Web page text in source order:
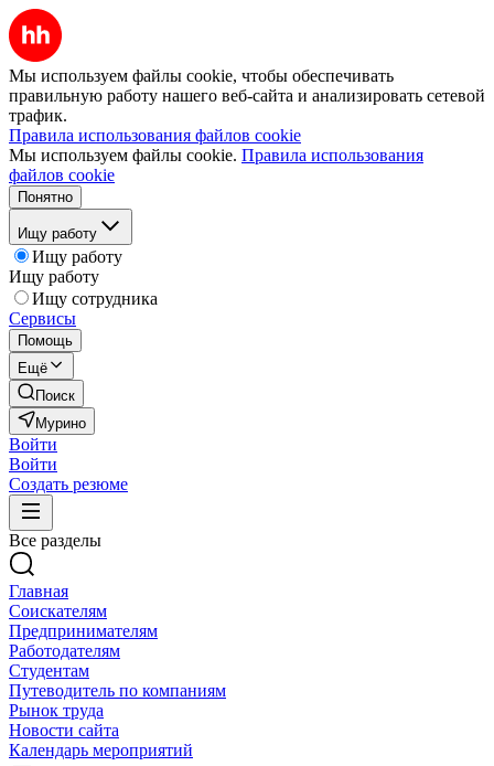
Мы используем файлы cookie, чтобы обеспечивать
правильную работу нашего веб-сайта и анализировать сетевой
трафик.
Правила использования файлов cookie
Мы используем файлы cookie. Правила использования
файлов cookie
Понятно
Ищу работу
Ищу работу
Ищу работу
Ищу сотрудника
Сервисы
Помощь
Ещё
Поиск
Мурино
Войти
Войти
Создать резюме
Все разделы
Главная
Соискателям
Предпринимателям
Работодателям
Студентам
Путеводитель по компаниям
Рынок труда
Новости сайта
Календарь мероприятий